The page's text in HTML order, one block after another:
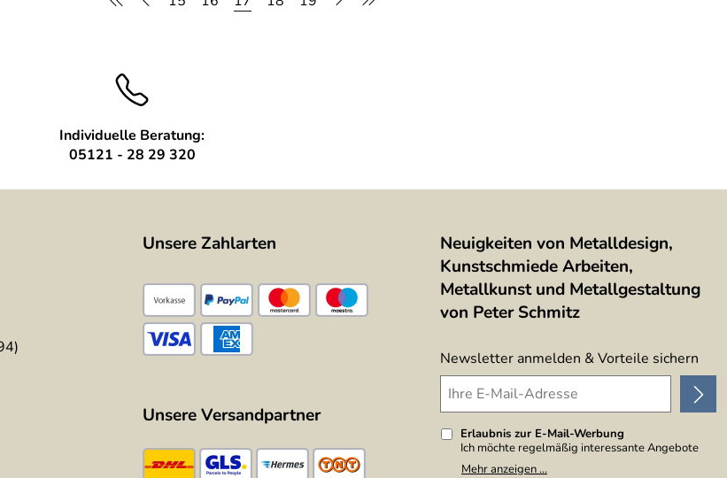
Individuelle Beratung:
05121 - 28 29 320
Unsere Zahlarten
Unsere Versandpartner
Neuigkeiten von Metalldesign,
Kunstschmiede Arbeiten,
Metallkunst und Metallgestaltung
von Peter Schmitz
Newsletter anmelden & Vorteile sichern
Erlaubnis zur E-Mail-Werbung
Ich möchte regelmäßig interessante Angebote
per E-Mail erhalten. Meine E-Mail-Adresse wird
nicht an andere Unternehmen weitergegeben. Zu
Mehr anzeigen ...